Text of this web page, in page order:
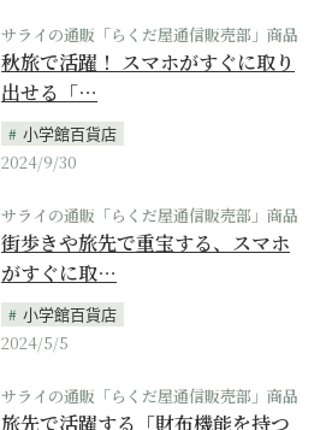
サライの通販「らくだ屋通信販売部」商品
秋旅で活躍！ スマホがすぐに取り
出せる「…
小学館百貨店
2024/9/30
サライの通販「らくだ屋通信販売部」商品
街歩きや旅先で重宝する、スマホ
がすぐに取…
小学館百貨店
2024/5/5
サライの通販「らくだ屋通信販売部」商品
旅先で活躍する「財布機能を持つ